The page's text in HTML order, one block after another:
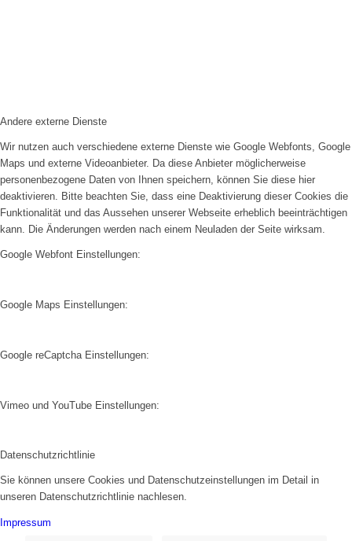
Andere externe Dienste
Wir nutzen auch verschiedene externe Dienste wie Google Webfonts, Google
Maps und externe Videoanbieter. Da diese Anbieter möglicherweise
personenbezogene Daten von Ihnen speichern, können Sie diese hier
deaktivieren. Bitte beachten Sie, dass eine Deaktivierung dieser Cookies die
Funktionalität und das Aussehen unserer Webseite erheblich beeinträchtigen
kann. Die Änderungen werden nach einem Neuladen der Seite wirksam.
Google Webfont Einstellungen:
Google Maps Einstellungen:
Google reCaptcha Einstellungen:
Vimeo und YouTube Einstellungen:
Datenschutzrichtlinie
Sie können unsere Cookies und Datenschutzeinstellungen im Detail in
unseren Datenschutzrichtlinie nachlesen.
Impressum